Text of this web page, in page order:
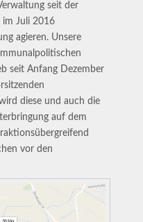
seit der
im Juli 2016
agieren. Unsere
seit Anfang Dezember
diese und auch die
auf dem
vor den